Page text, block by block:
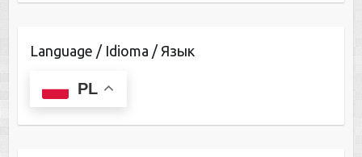
Language / Idioma / Язык
PL